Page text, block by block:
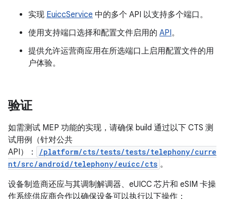
实现 EuiccService 中的多个 API 以支持多个端口。
使用支持端口选择和配置文件启用的 API。
提供允许运营商应用在所选端口上启用配置文件的用
户体验。
验证
如需测试 MEP 功能的实现，请确保 build 通过以下 CTS 测
试用例（针对公共
API）：
/platform/cts/tests/tests/telephony/curre
nt/src/android/telephony/euicc/cts 。
设备制造商还应与其调制解调器、eUICC 芯片和 eSIM 卡操
作系统供应商合作以确保设备可以执行以下操作：